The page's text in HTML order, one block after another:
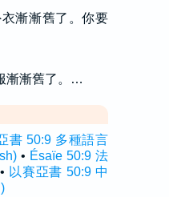
漸漸舊了。你要
漸漸舊了。…
書 50:9 多種語言
• Ésaïe 50:9 法
• 以賽亞書 50:9 中